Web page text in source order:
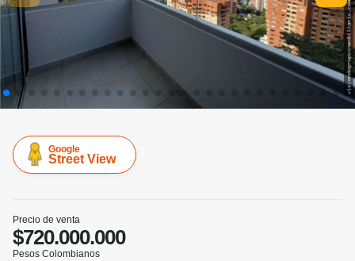
Google
Street View
Precio de venta
$720.000.000
Pesos Colombianos